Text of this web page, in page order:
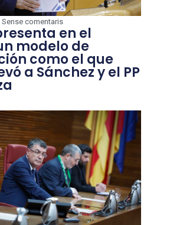
Sense comentaris
en el
modelo de
como el que
a Sánchez y el PP